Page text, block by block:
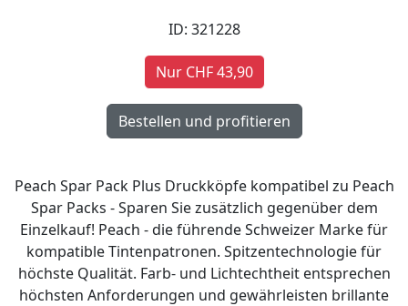
ID: 321228
Nur CHF 43,90
Peach Spar Pack Plus Druckköpfe kompatibel zu Peach
Spar Packs - Sparen Sie zusätzlich gegenüber dem
Einzelkauf! Peach - die führende Schweizer Marke für
kompatible Tintenpatronen. Spitzentechnologie für
höchste Qualität. Farb- und Lichtechtheit entsprechen
höchsten Anforderungen und gewährleisten brillante